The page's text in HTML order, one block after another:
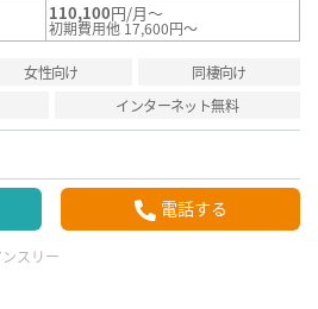
110,100円/月～
初期費用他 17,600円～
女性向け
同棲向け
インターネット無料
電話する
スリー